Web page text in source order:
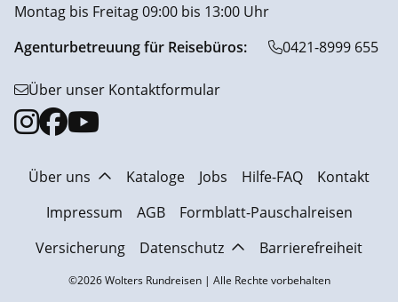
Montag bis Freitag 09:00 bis 13:00 Uhr
Agenturbetreuung für Reisebüros:
0421-8999 655
Über unser Kontaktformular
Über uns Kataloge Jobs Hilfe-FAQ
Kontakt
Impressum
AGB
Formblatt-Pauschalreisen
Versicherung
Datenschutz Barrierefreiheit
©2026 Wolters Rundreisen | Alle Rechte vorbehalten